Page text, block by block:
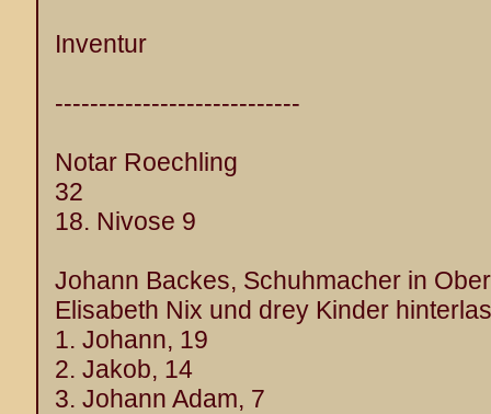
Inventur
----------------------------
Notar Roechling
32
18. Nivose 9
Johann Backes, Schuhmacher in
Elisabeth Nix und drey Kinder
1. Johann, 19
2. Jakob, 14
3. Johann Adam, 7